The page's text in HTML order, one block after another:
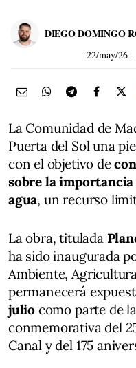
DIEGO DOMINGO
22/may/26 -
La Comunidad de
Puerta del Sol una
con el objetivo de
sobre la importancia
agua, un recurso
La obra, titulada
ha sido inaugurada
Ambiente,
permanecerá
julio como parte de
conmemorativa del
Canal y del 175